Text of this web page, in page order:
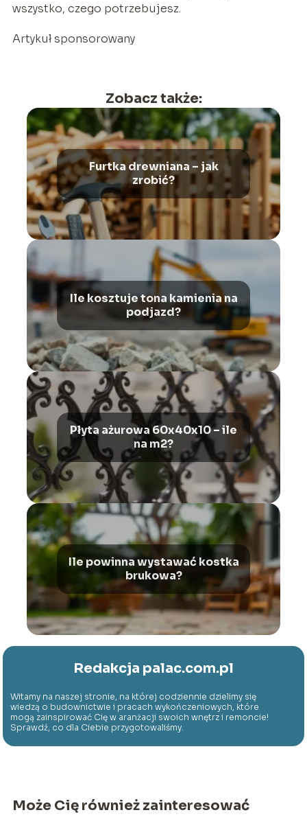
wszystko, czego potrzebujesz.
Artykuł sponsorowany
Zobacz także:
Furtka drewniana – jak
zrobić?
Ile kosztuje tona kamienia na
podjazd?
Płyta ażurowa 60x40x10 – ile
na m2?
Ile powinna wystawać kostka
brukowa?
Redakcja palac.com.pl
Witamy na naszej stronie, na której codziennie dzielimy się
wiedzą o budownictwie i pracach wykończeniowych, które
mogą zainspirować Cię w aranżacji swoich wnętrz i remoncie!
Sprawdź, co dla Ciebie przygotowaliśmy.
Może Cię również zainteresować